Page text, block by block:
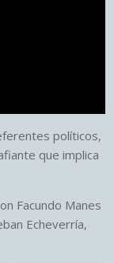
políticos,
que implica
Facundo Manes
Echeverría,